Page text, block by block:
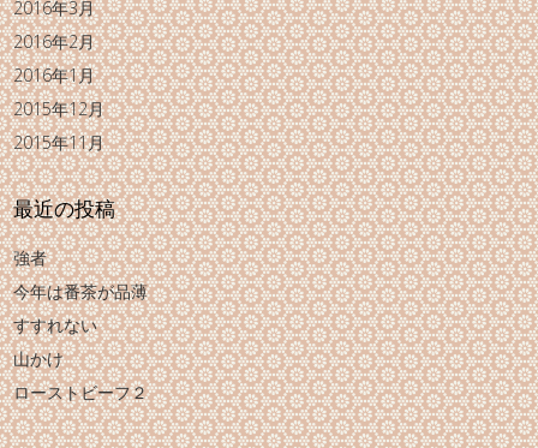
2016年3月
2016年2月
2016年1月
2015年12月
2015年11月
最近の投稿
強者
今年は番茶が品薄
すすれない
山かけ
ローストビーフ２